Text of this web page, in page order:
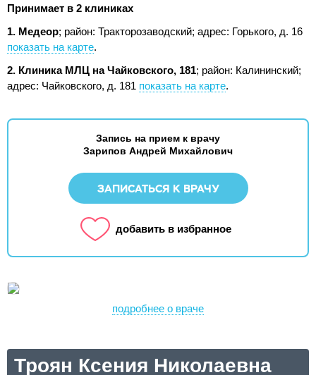
Принимает в 2 клиниках
1. Медеор; район: Тракторозаводский; адрес: Горького, д. 16
показать на карте.
2. Клиника МЛЦ на Чайковского, 181; район: Калининский;
адрес: Чайковского, д. 181 показать на карте.
Запись на прием к врачу
Зарипов Андрей Михайлович
ЗАПИСАТЬСЯ К ВРАЧУ
добавить в избранное
подробнее о враче
Троян Ксения Николаевна